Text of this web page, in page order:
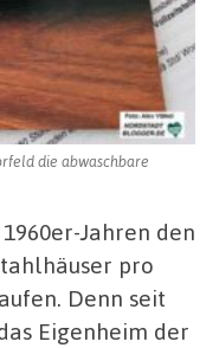
die abwaschbare
Jahren den
pro
Denn seit
Eigenheim der